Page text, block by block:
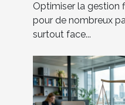
Optimiser la gestion
pour de nombreux
surtout face...